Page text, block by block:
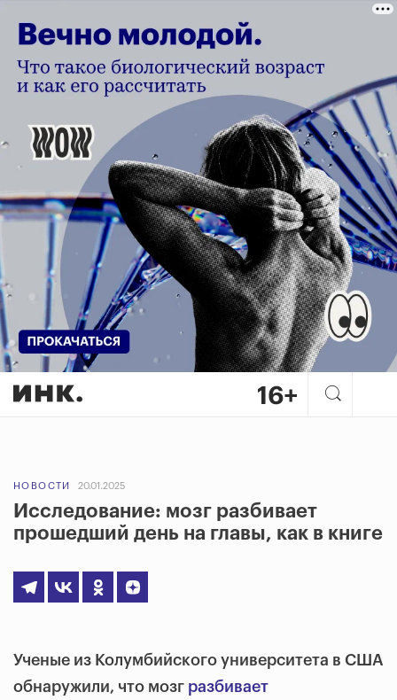
НОВОСТИ 20.01.2025
Исследование: мозг разбивает
прошедший день на главы, как в книге
Ученые из Колумбийского университета в США
обнаружили, что мозг разбивает